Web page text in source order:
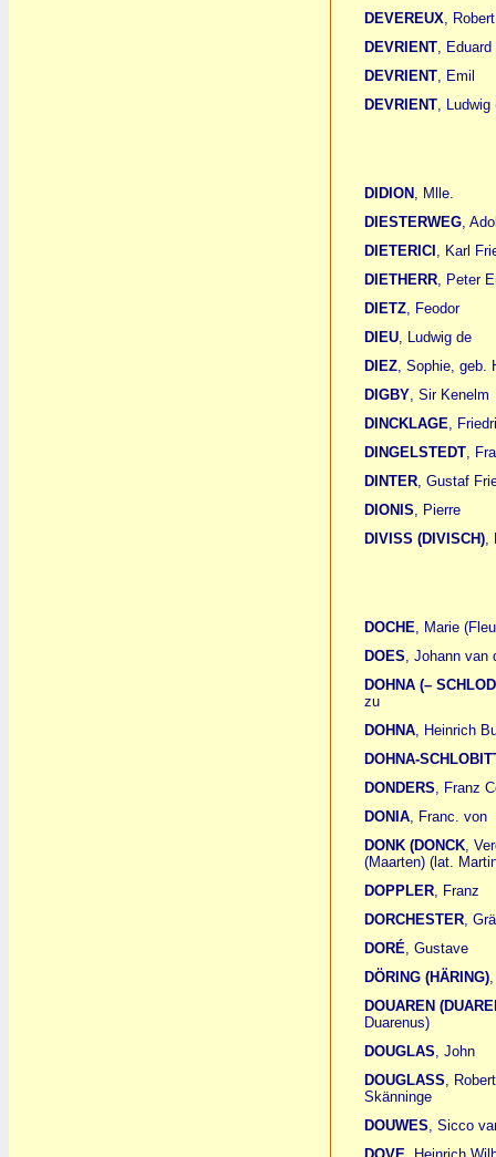
DEVEREUX,
DEVRIENT, Eduard
DEVRIENT, Emil
DEVRIENT, Ludwig
DIDION , Mlle.
DIESTERWEG,
DIETERICI , Karl
DIETHERR, Peter
DIETZ, Feodor
DIEU, Ludwig de
DIEZ, Sophie, geb.
DIGBY, Sir Kenelm
DINCKLAGE,
DINGELSTEDT,
DINTER, Gustaf
DIONIS, Pierre
DIVISS (DIVISCH),
DOCHE, Marie
DOES, Johann van
DOHNA (–
zu
DOHNA, Heinrich
DOHNA-
DONDERS, Franz
DONIA, Franc. von
DONK (DONCK,
(Maarten) (lat.
DOPPLER, Franz
DORCHESTER,
DORÉ, Gustave
DÖRING (HÄRING),
DOUAREN
Duarenus)
DOUGLAS, John
DOUGLASS,
Skänninge
DOUWES, Sicco